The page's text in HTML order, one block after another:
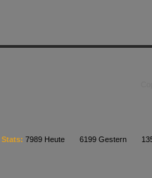
Stats: 7989 Heute 6199 Gestern